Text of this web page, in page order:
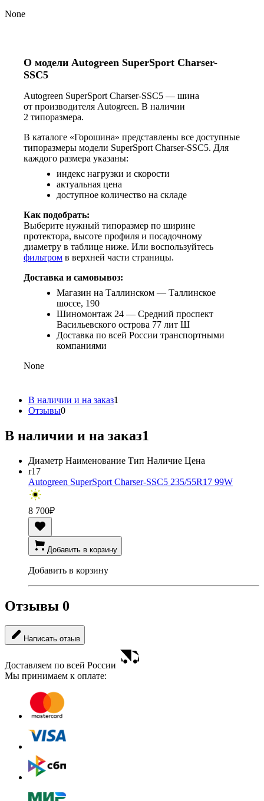
None
О модели Autogreen SuperSport Charser-
SSC5
Autogreen SuperSport Charser-SSC5 — шина
от производителя Autogreen. В наличии
2 типоразмера.
В каталоге «Горошина» представлены все доступные
типоразмеры модели SuperSport Charser-SSC5. Для
каждого размера указаны:
индекс нагрузки и скорости
актуальная цена
доступное количество на складе
Как подобрать:
Выберите нужный типоразмер по ширине
протектора, высоте профиля и посадочному
диаметру в таблице ниже. Или воспользуйтесь
фильтром в верхней части страницы.
Доставка и самовывоз:
Магазин на Таллинском — Таллинское
шоссе, 190
Шиномонтаж 24 — Средний проспект
Васильевского острова 77 лит Ш
Доставка по всей России транспортными
компаниями
None
В наличии и на заказ1
Отзывы0
В наличии и на заказ1
Диаметр Наименование Тип Наличие Цена
r17
Autogreen SuperSport Charser-SSC5 235/55R17 99W
8 700₽
Добавить в корзину
Добавить в корзину
Отзывы 0
Написать отзыв
Доставляем по всей России
Мы принимаем к оплате: